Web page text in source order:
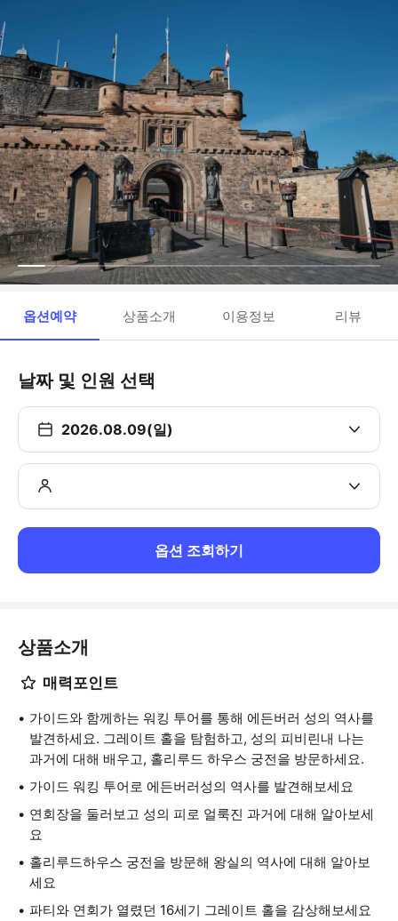
옵션예약 상품소개 이용정보 리뷰
날짜 및 인원 선택
2026.08.09(일)
옵션 조회하기
상품소개
매력포인트
가이드와 함께하는 워킹 투어를 통해 에든버러 성의 역사를
발견하세요. 그레이트 홀을 탐험하고, 성의 피비린내 나는
과거에 대해 배우고, 홀리루드 하우스 궁전을 방문하세요.
가이드 워킹 투어로 에든버러성의 역사를 발견해보세요
연회장을 둘러보고 성의 피로 얼룩진 과거에 대해 알아보세
요
홀리루드하우스 궁전을 방문해 왕실의 역사에 대해 알아보
세요
파티와 연회가 열렸던 16세기 그레이트 홀을 감상해보세요